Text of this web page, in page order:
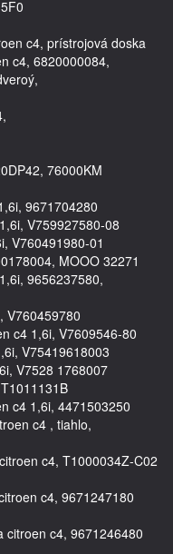
c4, prístrojová doska
c4, 6820000084,
76000KM
9671704280
V759927580-08
V760491980-01
MOOO 32271
9656237580,
V760459780
c4 1,6i, V7609546-80
V75419618003
V7528 1768007
c4 1,6i, 4471503250
c4 , tiahlo,
c4, T1000034Z-C02
c4, 9671247180
citroen c4, 9671246480